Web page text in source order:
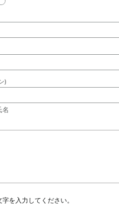
)
名
を入力してください。